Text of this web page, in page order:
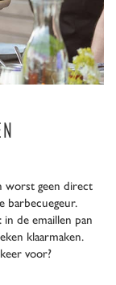
worst geen direct
barbecuegeur.
de emaillen pan
klaarmaken.
voor?